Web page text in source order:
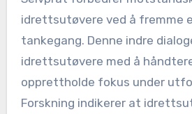
idrettsutøvere ved å fremme
tankegang. Denne indre
idrettsutøvere med å
opprettholde fokus under
Forskning indikerer at